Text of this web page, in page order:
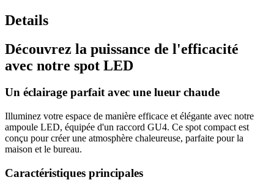
Details
Découvrez la puissance de l'efficacité
avec notre spot LED
Un éclairage parfait avec une lueur chaude
Illuminez votre espace de manière efficace et élégante avec notre
ampoule LED, équipée d'un raccord GU4. Ce spot compact est
conçu pour créer une atmosphère chaleureuse, parfaite pour la
maison et le bureau.
Caractéristiques principales